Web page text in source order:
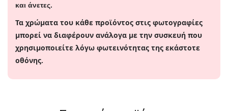
και άνετες.
Τα χρώματα του κάθε προϊόντος στις φωτογραφίες
μπορεί να διαφέρουν ανάλογα με την συσκευή που
χρησιμοποιείτε λόγω φωτεινότητας της εκάστοτε
οθόνης.